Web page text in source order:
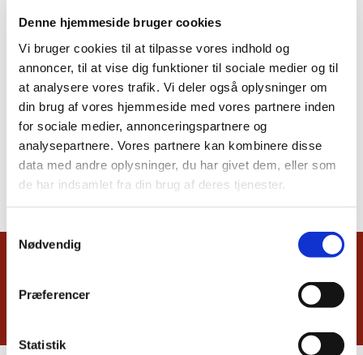
Denne hjemmeside bruger cookies
Vi bruger cookies til at tilpasse vores indhold og
annoncer, til at vise dig funktioner til sociale medier og til
at analysere vores trafik. Vi deler også oplysninger om
din brug af vores hjemmeside med vores partnere inden
for sociale medier, annonceringspartnere og
analysepartnere. Vores partnere kan kombinere disse
data med andre oplysninger, du har givet dem, eller som
de har indsamlet fra din brug af deres tjenester.
Nødvendig
Præferencer
Statistik
Du vil måske også kunne lide...